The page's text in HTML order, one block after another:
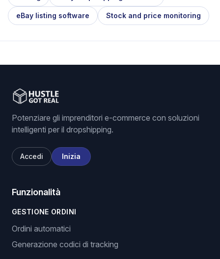
eBay listing software Stock and price monitoring
Potenziare gli imprenditori e-commerce con soluzioni
intelligenti per il dropshipping.
Accedi Inizia
Funzionalità
GESTIONE ORDINI
Ordini automatici
Generazione codici di tracking